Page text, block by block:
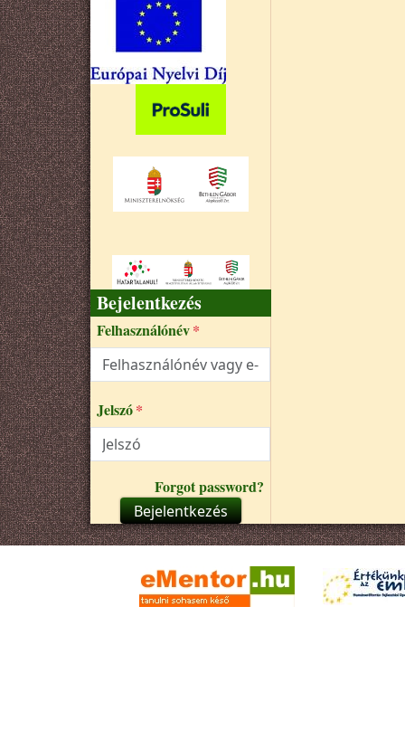
Bejelentkezés
Felhasználónév
Jelszó
Forgot password?
Bejelentkezés